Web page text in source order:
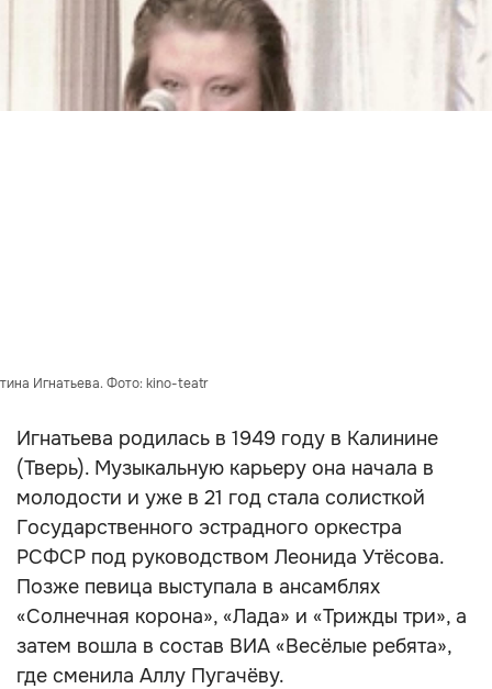
Игнатьева. Фото: kino-teatr
Игнатьева родилась в 1949 году в Калинине
(Тверь). Музыкальную карьеру она начала в
молодости и уже в 21 год стала солисткой
Государственного эстрадного оркестра
РСФСР под руководством Леонида Утёсова.
Позже певица выступала в ансамблях
«Солнечная корона», «Лада» и «Трижды три», а
затем вошла в состав ВИА «Весёлые ребята»,
где сменила Аллу Пугачёву.